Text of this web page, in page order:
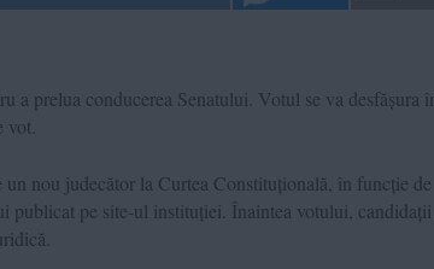
a prelua conducerea Senatului. Votul se va desfășura
un nou judecător la Curtea Constituțională, în funcție de
publicat pe site-ul instituției. Înaintea votului,